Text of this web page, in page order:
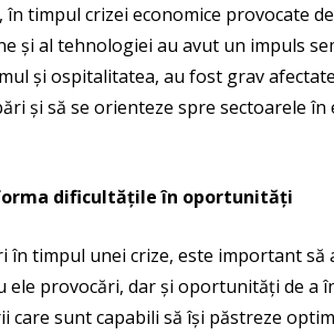
în timpul crizei economice provocate
și al tehnologiei au avut un impuls
și ospitalitatea, au fost grav
și să se orienteze spre sectoarele
dificultățile în oportunități
în timpul unei crize, este important
ele provocări, dar și oportunități de a
care sunt capabili să își păstreze